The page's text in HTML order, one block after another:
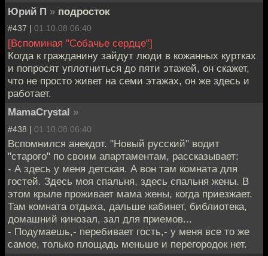
Юрий П » подросток
#437 | 01.10.08 06:40
[Вспоминая "Собачье сердце"]
Когда к гражданину зайдут люди в кожанных куртках
и попросят уплотниться до пяти этажей, он скажет,
что не просто живет на семи этажах, он же здесь и
работает.
MamaCrystal »
#438 | 01.10.08 06:40
Вспомнился анекдот. "Новый русский" водит
"старого" по своим апартаментам, рассказывает:
- А здесь у меня детская. А вон там комната для
гостей. Здесь моя спальня, здесь спальня жены. В
этом крыле проживает мама жены, когда приезжает.
Там комната отдыха, дальше кабинет, библиотека,
домашний кинозал, зал для приемов...
- Подумаешь,- перебивает гость,- у меня все то же
самое, только площадь меньше и перегородок нет.